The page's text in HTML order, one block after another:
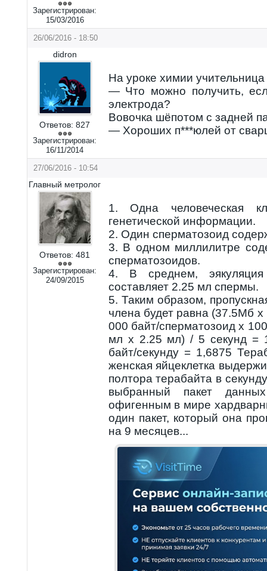
Зарегистрирован:
15/03/2016
26/06/2016 - 18:50
didron
Ответов: 827
Зарегистрирован:
16/11/2014
На уроке химии
— Что можно получить,
электрода?
Вовочка шёпотом с задней
— Хороших п***юлей от
27/06/2016 - 10:54
Главный метролог
Ответов: 481
Зарегистрирован:
24/09/2015
1. Одна человеческая
генетической информации.
2. Один сперматозоид
3. В одном миллилитре
сперматозоидов.
4. В среднем,
составляет 2.25 мл спермы.
5. Таким образом,
члена будет равна (37.5Мб
000 байт/сперматозоид x
мл x 2.25 мл) / 5 секунд =
байт/секунду = 1,6875
женская яйцеклетка
полтора терабайта в
выбранный пакет
офигенным в мире
один пакет, который она
на 9 месяцев...